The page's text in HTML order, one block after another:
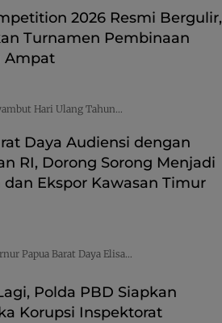
2026 Resmi Bergulir,
Turnamen Pembinaan
Ampat
Hari Ulang Tahun…
Daya Audiensi dengan
RI, Dorong Sorong Menjadi
Ekspor Kawasan Timur
Papua Barat Daya Elisa…
Polda PBD Siapkan
Korupsi Inspektorat